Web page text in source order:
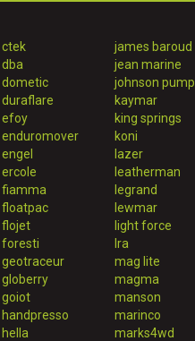
ctek
dba
dometic
duraflare
efoy
enduromover
engel
ercole
fiamma
floatpac
flojet
foresti
geotraceur
globerry
goiot
handpresso
hella
james baroud
jean marine
johnson pump
kaymar
king springs
koni
lazer
leatherman
legrand
lewmar
light force
lra
mag lite
magma
manson
marinco
marks4wd